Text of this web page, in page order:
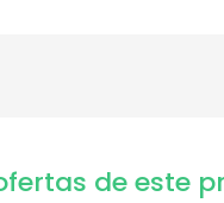
de este